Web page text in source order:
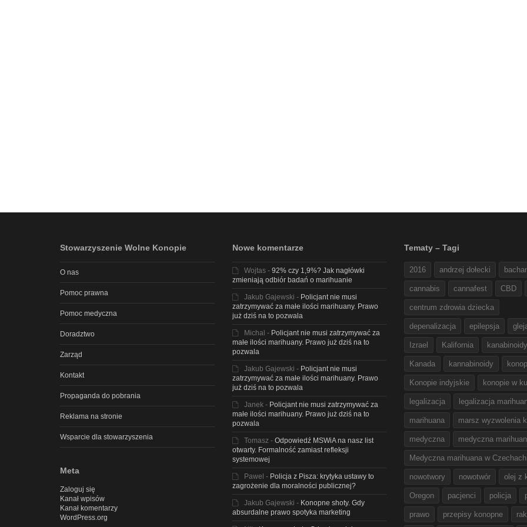
Stowarzyszenie Wolne Konopie
O nas
Pomoc prawna
Pomoc medyczna
Doradztwo
Zarząd
Kontakt
Propaganda do pobrania
Reklama na stronie
Wsparcie dla stowarzyszenia
Meta
Zaloguj się
Kanał wpisów
Kanał komentarzy
WordPress.org
Nowe komentarze
Wojtas- 92% czy 1,9%? Jak nagłówki
zmieniają odbiór badań o marihuanie
Jakub Gajewski - Policjant nie musi
zatrzymywać za małe ilości marihuany. Prawo
już dziś na to pozwala
Michal - Policjant nie musi zatrzymywać za
małe ilości marihuany. Prawo już dziś na to
pozwala
Jakub Gajewski - Policjant nie musi
zatrzymywać za małe ilości marihuany. Prawo
już dziś na to pozwala
Janek- Policjant nie musi zatrzymywać za
małe ilości marihuany. Prawo już dziś na to
pozwala
Tomasz- Odpowiedź MSWiA na nasz list
otwarty. Formalność zamiast refleksji
systemowej
Pawel - Policja z Pisza: krytyka ustawy to
zagrożenie dla moralności publicznej?
Jakub Gajewski - Konopne shoty. Gdy
absurdalne prawo spotyka marketing
Tematy – Tagi
2016 andrzej dołecki
cannabis cannafest CBD
centrum zdrowia dziecka
depenalizacja epilepsja
Izrael Kalifornia kanabinoidy
Kanada kannabinoidy
Konopie indyjskie konopie w
legalizacja legalizacja
marihuana marsz wyzwolenia
medyczna medyczna
Medyczna marihuana w Czechach
nowotwory nowotwór olej z
Oregon pacjenci policja
prawo przepisy konopne rak